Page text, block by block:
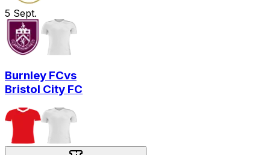
5 Sept.
Burnley FCvs
Bristol City FC